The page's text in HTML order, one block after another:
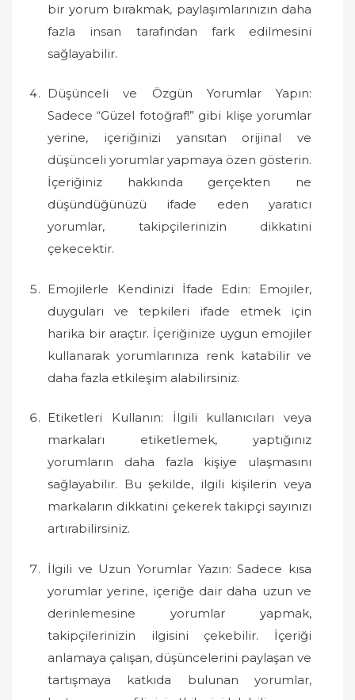
bir yorum bırakmak, paylaşımlarınızın daha
fazla insan tarafından fark edilmesini
sağlayabilir.
Düşünceli ve Özgün Yorumlar Yapın:
Sadece “Güzel fotoğraf!” gibi klişe yorumlar
yerine, içeriğinizi yansıtan orijinal ve
düşünceli yorumlar yapmaya özen gösterin.
İçeriğiniz hakkında gerçekten ne
düşündüğünüzü ifade eden yaratıcı
yorumlar, takipçilerinizin dikkatini
çekecektir.
Emojilerle Kendinizi İfade Edin: Emojiler,
duyguları ve tepkileri ifade etmek için
harika bir araçtır. İçeriğinize uygun emojiler
kullanarak yorumlarınıza renk katabilir ve
daha fazla etkileşim alabilirsiniz.
Etiketleri Kullanın: İlgili kullanıcıları veya
markaları etiketlemek, yaptığınız
yorumların daha fazla kişiye ulaşmasını
sağlayabilir. Bu şekilde, ilgili kişilerin veya
markaların dikkatini çekerek takipçi sayınızı
artırabilirsiniz.
İlgili ve Uzun Yorumlar Yazın: Sadece kısa
yorumlar yerine, içeriğe dair daha uzun ve
derinlemesine yorumlar yapmak,
takipçilerinizin ilgisini çekebilir. İçeriği
anlamaya çalışan, düşüncelerini paylaşan ve
tartışmaya katkıda bulunan yorumlar,